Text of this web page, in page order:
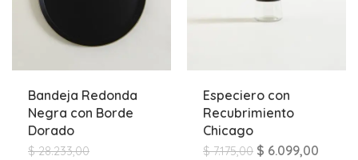
Bandeja Redonda
Negra con Borde
Dorado
$28.233,00
Especiero con
Recubrimiento
Chicago
$7.175,00 $ 6.099,00